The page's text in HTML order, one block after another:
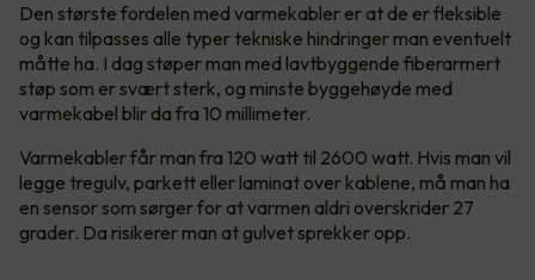
Den største fordelen med varmekabler er at de er fleksible
og kan tilpasses alle typer tekniske hindringer man eventuelt
måtte ha. I dag støper man med lavtbyggende fiberarmert
støp som er svært sterk, og minste byggehøyde med
varmekabel blir da fra 10 millimeter.
Varmekabler får man fra 120 watt til 2600 watt. Hvis man vil
legge tregulv, parkett eller laminat over kablene, må man ha
en sensor som sørger for at varmen aldri overskrider 27
grader. Da risikerer man at gulvet sprekker opp.